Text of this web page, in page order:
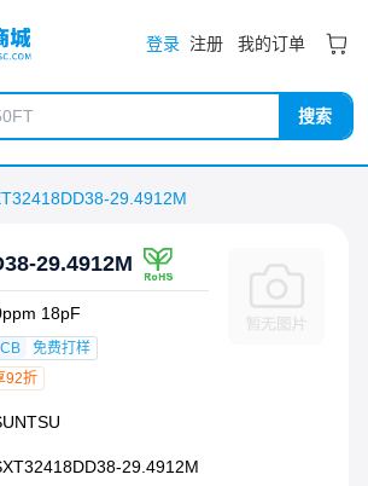
登录 注册 我的订单
搜索
29.4912M
29.4912M
18pF
免费打样
92折
29.4912M